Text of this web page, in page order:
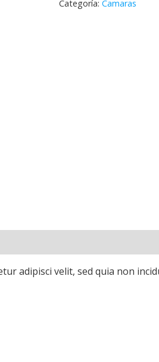
Categoría: Camaras
adipisci velit, sed quia non